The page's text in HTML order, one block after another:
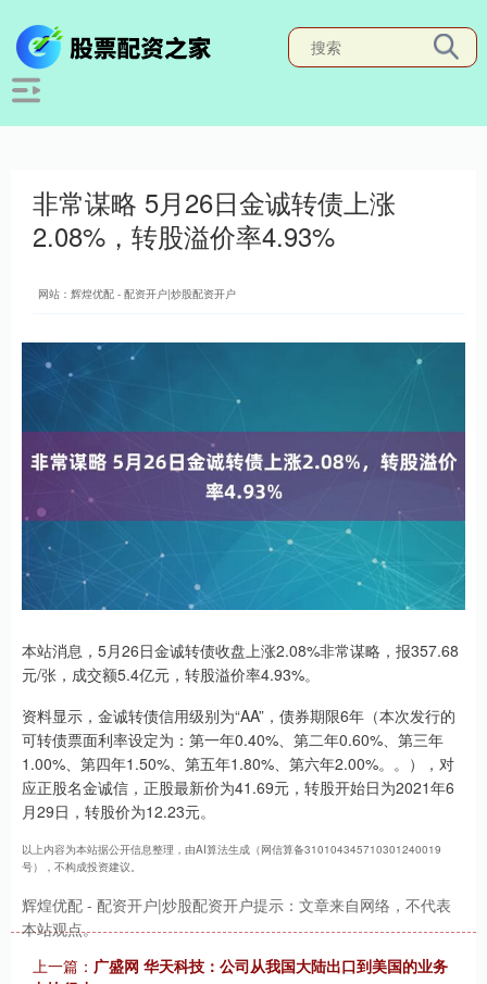
非常谋略 5月26日金诚转债上涨
2.08%，转股溢价率4.93%
网站：辉煌优配 - 配资开户|炒股配资开户
本站消息，5月26日金诚转债收盘上涨2.08%非常谋略，报357.68
元/张，成交额5.4亿元，转股溢价率4.93%。
资料显示，金诚转债信用级别为“AA”，债券期限6年（本次发行的
可转债票面利率设定为：第一年0.40%、第二年0.60%、第三年
1.00%、第四年1.50%、第五年1.80%、第六年2.00%。。），对
应正股名金诚信，正股最新价为41.69元，转股开始日为2021年6
月29日，转股价为12.23元。
以上内容为本站据公开信息整理，由AI算法生成（网信算备310104345710301240019
号），不构成投资建议。
辉煌优配 - 配资开户|炒股配资开户提示：文章来自网络，不代表
本站观点。
上一篇： 广盛网 华天科技：公司从我国大陆出口到美国的业务